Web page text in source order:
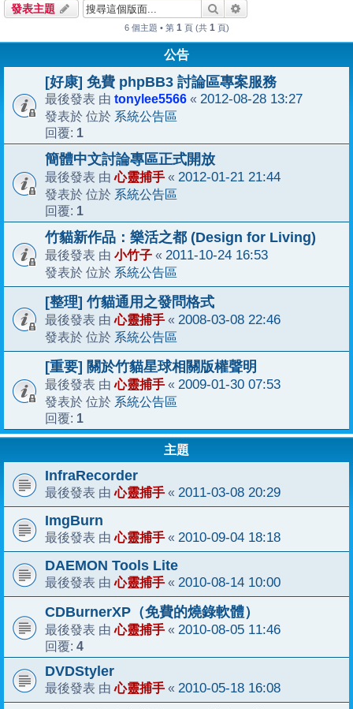
發表主題 搜尋
6 個主題 • 第 1 頁 (共 1 頁)
公告
[好康] 免費 phpBB3 討論區專案服務
最後發表 由 tonylee5566 « 2012-08-28 13:27
發表於 位於 系統公告區
回覆: 1
簡體中文討論專區正式開放
最後發表 由心靈捕手 « 2012-01-21 21:44
發表於 位於 系統公告區
回覆: 1
竹貓新作品：樂活之都 (Design for Living)
最後發表 由 小竹子 « 2011-10-24 16:53
發表於 位於 系統公告區
[整理] 竹貓通用之發問格式
最後發表 由心靈捕手 « 2008-03-08 22:46
發表於 位於 系統公告區
[重要] 關於竹貓星球相關版權聲明
最後發表 由心靈捕手 « 2009-01-30 07:53
發表於 位於 系統公告區
回覆: 1
主題
InfraRecorder
最後發表 由心靈捕手 « 2011-03-08 20:29
ImgBurn
最後發表 由心靈捕手 « 2010-09-04 18:18
DAEMON Tools Lite
最後發表 由心靈捕手 « 2010-08-14 10:00
CDBurnerXP（免費的燒錄軟體）
最後發表 由心靈捕手 « 2010-08-05 11:46
回覆: 4
DVDStyler
最後發表 由心靈捕手 « 2010-05-18 16:08